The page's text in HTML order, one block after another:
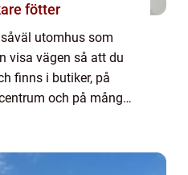
fötter
utomhus som
visa vägen så att du
finns i butiker, på
och på många